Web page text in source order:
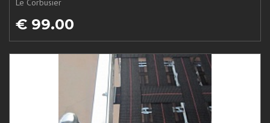
Le Corbusier
€ 99.00